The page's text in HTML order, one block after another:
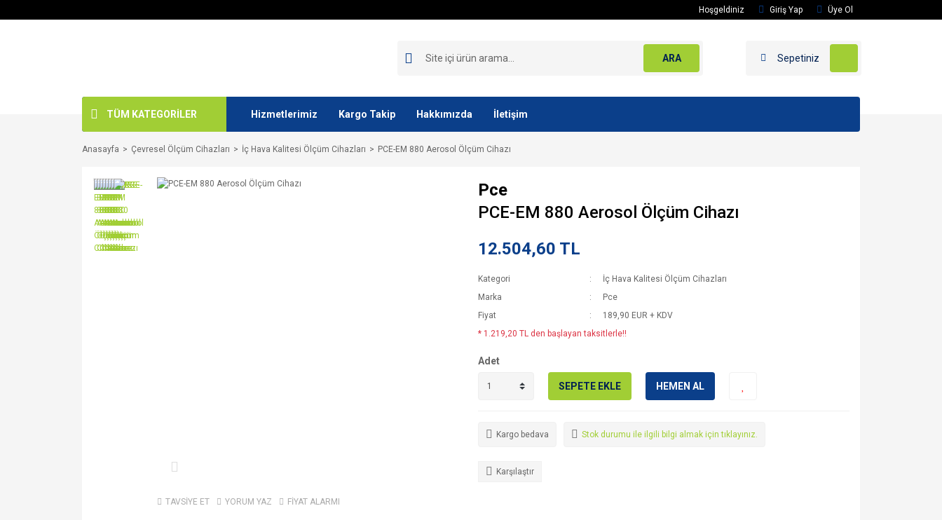
Hoşgeldiniz Giriş Yap Üye Ol
ARA Sepetiniz
TÜM KATEGORİLER Hizmetlerimiz Kargo Takip Hakkımızda İletişim
Anasayfa Çevresel Ölçüm Cihazları İç Hava Kalitesi Ölçüm Cihazları PCE-EM 880 Aerosol Ölçüm Cihazı
TAVSİYE ET YORUM YAZ FİYAT ALARMI
Pce
PCE-EM 880 Aerosol Ölçüm Cihazı
12.504,60 TL
Kategori
İç Hava Kalitesi Ölçüm Cihazları
Marka
Pce
Fiyat
189,90 EUR + KDV
* 1.219,20 TL den başlayan taksitlerle!!
Adet
SEPETE EKLE HEMEN AL
Kargo bedava Stok durumu ile ilgili bilgi almak için tıklayınız.
Karşılaştır